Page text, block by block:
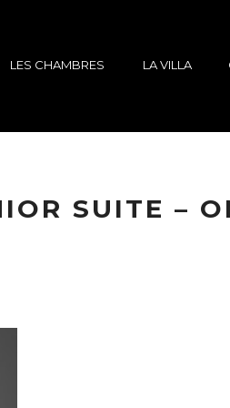
LES CHAMBRES LA VILLA
SUITE –